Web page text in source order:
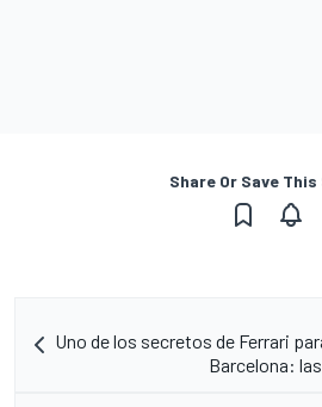
Share Or Save
Uno de los secretos de Ferrari
Barcelona: